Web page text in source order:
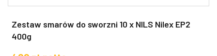
Zestaw smarów do sworzni 10 x NILS Nilex EP2
400g